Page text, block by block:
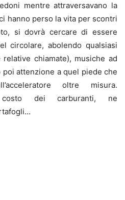
mentre attraversavano la
hanno perso la vita per scontri
si dovrà cercare di essere
circolare, abolendo qualsiasi
chiamate), musiche ad
attenzione a quel piede che
oltre misura.
costo dei carburanti, ne